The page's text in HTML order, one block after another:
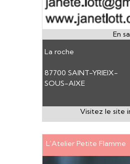
La roche
87700 SAINT-YRIEIX-
SOUS-AIXE
L’Atelier Petite Flamme